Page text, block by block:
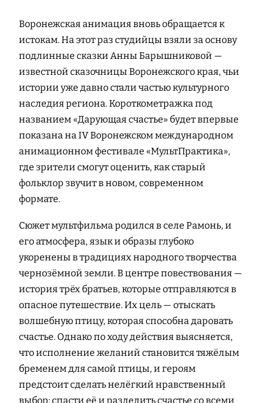
Воронежская анимация вновь обращается к
истокам. На этот раз студийцы взяли за основу
подлинные сказки Анны Барышниковой —
известной сказочницы Воронежского края, чьи
истории уже давно стали частью культурного
наследия региона. Короткометражка под
названием «Дарующая счастье» будет впервые
показана на IV Воронежском международном
анимационном фестивале «МультПрактика»,
где зрители смогут оценить, как старый
фольклор звучит в новом, современном
формате.
Сюжет мультфильма родился в селе Рамонь, и
его атмосфера, язык и образы глубоко
укоренены в традициях народного творчества
чернозёмной земли. В центре повествования —
история трёх братьев, которые отправляются в
опасное путешествие. Их цель — отыскать
волшебную птицу, которая способна даровать
счастье. Однако по ходу действия выясняется,
что исполнение желаний становится тяжёлым
бременем для самой птицы, и героям
предстоит сделать нелёгкий нравственный
выбор: спасти её и разделить счастье со всеми